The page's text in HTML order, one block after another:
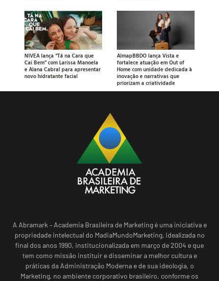
NIVEA lança “Tá na Cara que
Cai Bem” com Larissa Manoela
e Alana Cabral para apresentar
novo hidratante facial
AlmapBBDO lança Vista e
fortalece atuação em Out of
Home com unidade dedicada à
inovação e narrativas que
priorizam a criatividade
A Abramark – Academia Brasileira de Marketing é uma iniciativa e
propriedade intelectual do MadiaMundoMarketing, idealizada no
final dos anos 1990, institucionalizada em março de 2004 e que
tem como missão instituir e disseminar a melhor cultura e
práticas da Administração Moderna e de sua ideologia, o
Marketing, no ambiente corporativo brasileiro, conforme os